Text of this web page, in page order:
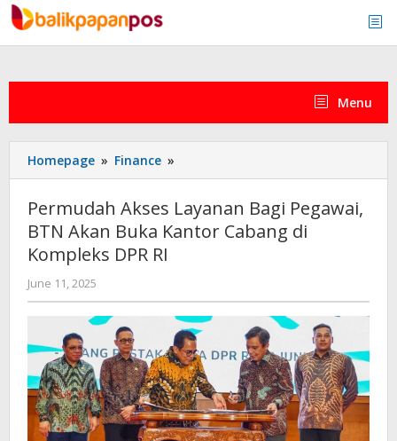
Skip
to
content
Menu
Homepage » Finance »
Akses
Bagi
Pegawai,
Kantor
Cabang
di
Kompleks
DPR
RI
Permudah Akses Layanan Bagi Pegawai,
BTN Akan Buka Kantor Cabang di
Kompleks DPR RI
June 11, 2025
admin